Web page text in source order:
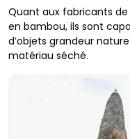
Quant aux fabricants de
en bambou, ils sont
d’objets grandeur
matériau séché.